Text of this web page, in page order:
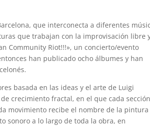
​​que interconecta a diferentes
que trabajan con la improvisación libre
Community Riot!!!», un concierto/evento
han publicado ocho álbumes y han
basada en las ideas y el arte de Luigi
crecimiento fractal, en el que cada
movimiento recibe el nombre de la
sonoro a lo largo de toda la obra, en